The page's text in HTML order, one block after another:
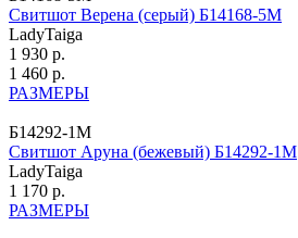
Свитшот Верена (серый) Б14168-5М
LadyTaiga
1 930 р.
1 460 р.
РАЗМЕРЫ
Б14292-1М
Свитшот Аруна (бежевый) Б14292-1М
LadyTaiga
1 170 р.
РАЗМЕРЫ